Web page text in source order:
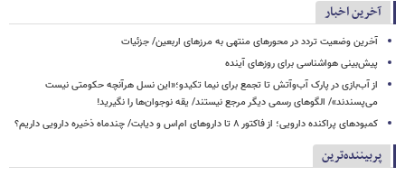
آخرین اخبار
آخرین وضعیت تردد در محورهای منتهی به مرزهای اربعین/ جزئیات
پیش‌بینی هواشناسی برای روزهای آینده
از آب‌بازی در پارک آب‌وآتش تا تجمع برای نیما تکیدو؛«این نسل هرآنچه حکومتی نیست
می‌پسندند»/ الگوهای رسمی دیگر مرجع نیستند/ یقه نوجوان‌ها را نگیرید!
کمبودهای پراکنده دارویی؛ از فاکتور ۸ تا داروهای ام‌اس و دیابت/ چندماه ذخیره دارویی داریم؟
پربیننده‌ترین